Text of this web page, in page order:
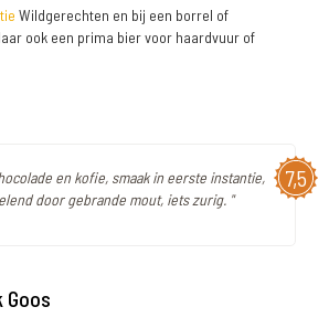
Wildgerechten en bij een borrel of
ook een prima bier voor haardvuur of
7,5
en kofie, smaak in eerste instantie,
door gebrande mout, iets zurig. "
Goos